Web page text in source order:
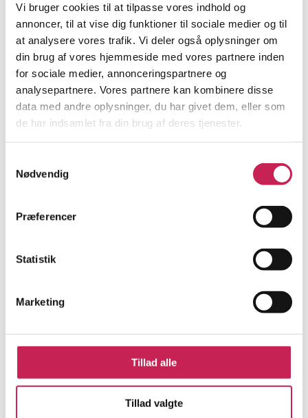
Vi bruger cookies til at tilpasse vores indhold og
annoncer, til at vise dig funktioner til sociale medier og til
at analysere vores trafik. Vi deler også oplysninger om
din brug af vores hjemmeside med vores partnere inden
for sociale medier, annonceringspartnere og
analysepartnere. Vores partnere kan kombinere disse
data med andre oplysninger, du har givet dem, eller som
de har indsamlet fra din brug af deres tjenester.
Nødvendig
Præferencer
Statistik
Marketing
Tillad alle
Tillad valgte